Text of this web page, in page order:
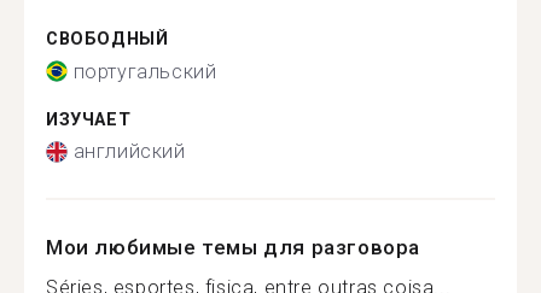
СВОБОДНЫЙ
португальский
ИЗУЧАЕТ
английский
Мои любимые темы для разговора
Séries, esportes, fisica, entre outras coisa...